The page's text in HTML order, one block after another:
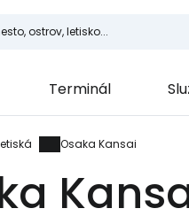
Terminál
Osaka Kansai